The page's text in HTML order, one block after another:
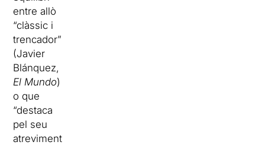
entre allò
“clàssic i
trencador”
(Javier
Blánquez,
El Mundo)
o que
“destaca
pel seu
atreviment